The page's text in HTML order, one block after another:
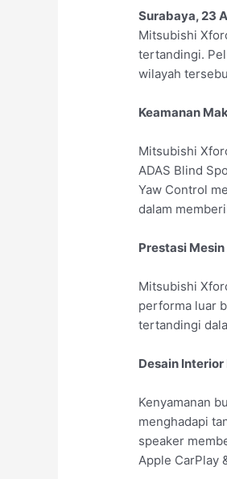
Surabaya, 23
Mitsubishi
tertandingi.
wilayah
Keamanan
Mitsubishi
ADAS Blind
Yaw Control
dalam
Prestasi
Mitsubishi
performa luar
tertandingi
Desain
Kenyamanan
menghadapi
speaker
Apple CarPlay